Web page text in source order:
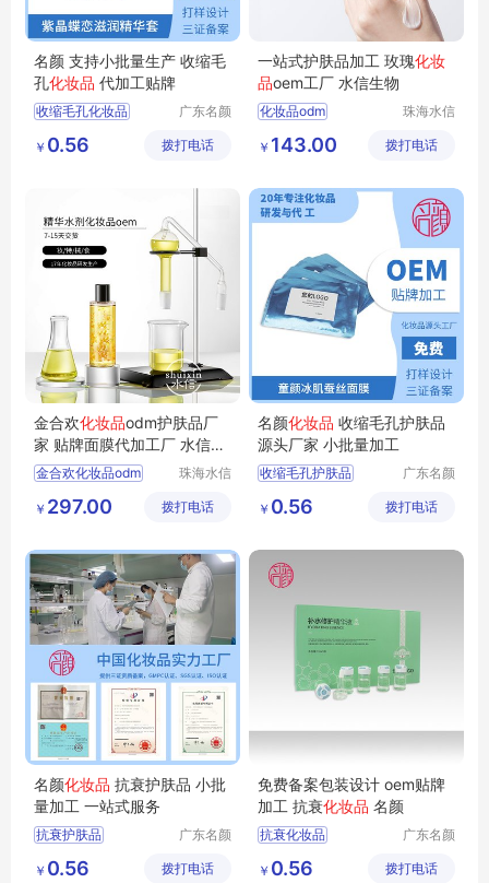
名颜 支持小批量生产 收缩毛
孔化妆品 代加工贴牌
收缩毛孔化妆品
化妆品OEM
广东名颜
限公司
￥ 0.56 拨打电话
一站式护肤品加工 玫瑰化妆
品oem工厂 水信生物
化妆品odm
化妆品研发
水信生物
珠海水信
有限公司
￥ 143.00 拨打电话
金合欢化妆品odm护肤品厂
家 贴牌面膜代加工厂 水信生
物
金合欢化妆品odm
护肤品oem
水信生物
珠海水信
有限公司
￥ 297.00 拨打电话
名颜化妆品 收缩毛孔护肤品
源头厂家 小批量加工
收缩毛孔护肤品
化妆品定制
化妆品加工
广东名颜
限公司
￥ 0.56 拨打电话
名颜化妆品 抗衰护肤品 小批
量加工 一站式服务
抗衰护肤品
化妆品OEM
广东名颜
限公司
￥ 0.56 拨打电话
免费备案包装设计 oem贴牌
加工 抗衰化妆品 名颜
抗衰化妆品
化妆品OEM贴牌
广东名颜
限公司
￥ 0.56 拨打电话